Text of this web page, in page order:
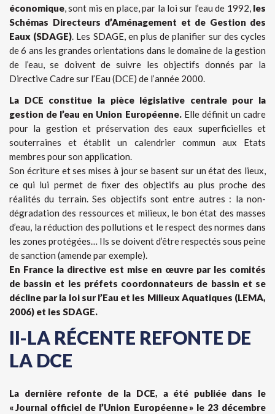
économique, sont mis en place, par la loi sur l’eau de 1992,les
Schémas Directeurs d’Aménagement et de Gestion des
Eaux (SDAGE). Les SDAGE, en plus de planifier sur des cycles
de 6 ans les grandes orientations dans le domaine de la gestion
de l’eau, se doivent de suivre les objectifs donnés par la
Directive Cadre sur l’Eau (DCE) de l’année 2000.
La DCE constitue la pièce législative centrale pour la
gestion de l’eau en Union Européenne.Elle définit un cadre
pour la gestion et préservation des eaux superficielles et
souterraines et établit un calendrier commun aux Etats
membres pour son application.
Son écriture et ses mises à jour se basent sur un état des lieux,
ce qui lui permet de fixer des objectifs au plus proche des
réalités du terrain. Ses objectifs sont entre autres : la non-
dégradation des ressources et milieux, le bon état des masses
d’eau, la réduction des pollutions et le respect des normes dans
les zones protégées… Ils se doivent d’être respectés sous peine
de sanction (amende par exemple).
En France la directive est mise en œuvre par les comités
de bassin et les préfets coordonnateurs de bassin et se
décline par la loi sur l’Eau et les Milieux Aquatiques (LEMA,
2006) et les SDAGE.
II-LA RÉCENTE REFONTE DE
LA DCE
La dernière refonte de la DCE, a été publiée dans le
« Journal officiel de l’Union Européenne » le 23 décembre